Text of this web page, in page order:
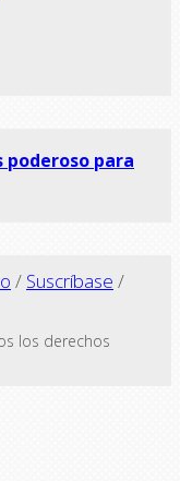
para
/ Suscríbase /
los derechos